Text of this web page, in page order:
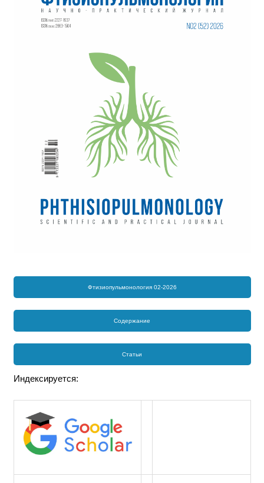
Фтизиопульмонология 02-2026
Содержание
Статьи
Индексируется: